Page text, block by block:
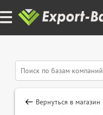
Вернуться в магазин